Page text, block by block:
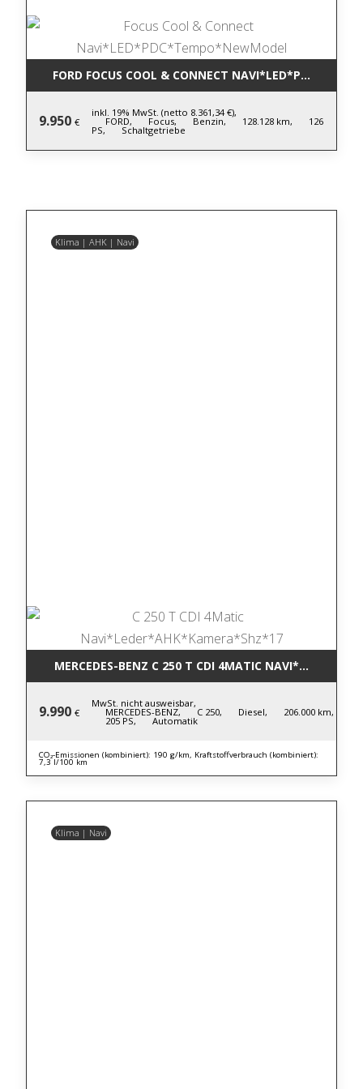
FORD FOCUS COOL & CONNECT
9.950 €
inkl. 19% MwSt. (netto 8.361,34 €),
FORD, Focus, Benzin, 128.128 km, 126
PS, Schaltgetriebe
Klima | AHK | Navi
MERCEDES-BENZ C 250 T CDI 4MATIC
9.990 €
MwSt. nicht ausweisbar,
MERCEDES-BENZ, C 250, Diesel, 206.000 km,
205 PS, Automatik
CO₂-Emissionen (kombiniert): 190 g/km, Kraftstoffverbrauch (kombiniert):
7,3 l/100 km
Klima | Navi